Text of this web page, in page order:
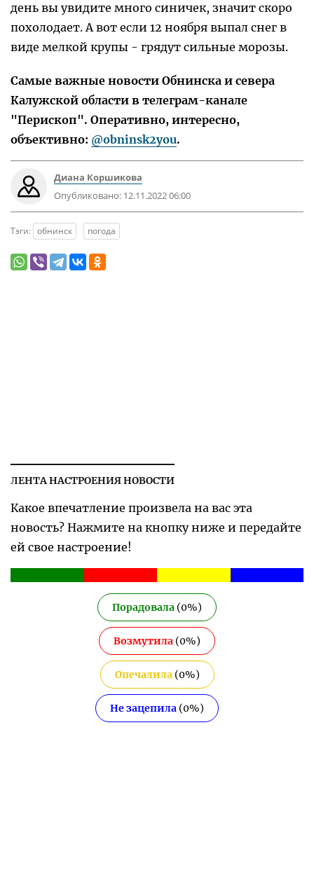
день вы увидите много синичек, значит скоро
похолодает. А вот если 12 ноября выпал снег в
виде мелкой крупы - грядут сильные морозы.
Самые важные новости Обнинска и севера
Калужской области в телеграм-канале
"Перископ". Оперативно, интересно,
объективно: @obninsk2you.
Диана Коршикова
Опубликовано: 12.11.2022 06:00
Тэги: обнинск погода
ЛЕНТА НАСТРОЕНИЯ НОВОСТИ
Какое впечатление произвела на вас эта
новость? Нажмите на кнопку ниже и передайте
ей свое настроение!
Порадовала (0%)
Возмутила (0%)
Опечалила(0%)
Не зацепила (0%)